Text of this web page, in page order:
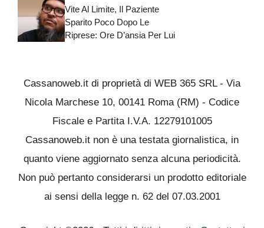
Vite Al Limite, Il Paziente
Sparito Poco Dopo Le
Riprese: Ore D’ansia Per Lui
Cassanoweb.it di proprietà di WEB 365 SRL - Via
Nicola Marchese 10, 00141 Roma (RM) - Codice
Fiscale e Partita I.V.A. 12279101005
Cassanoweb.it non è una testata giornalistica, in
quanto viene aggiornato senza alcuna periodicità.
Non può pertanto considerarsi un prodotto editoriale
ai sensi della legge n. 62 del 07.03.2001